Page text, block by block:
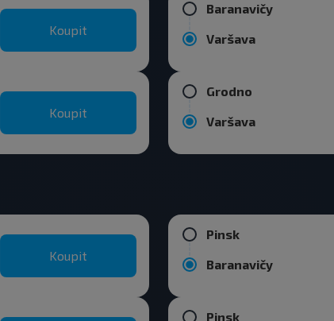
Koupit
Koupit
Baranavičy
Varšava
Grodno
Varšava
Koupit
Pinsk
Baranavičy
Pinsk